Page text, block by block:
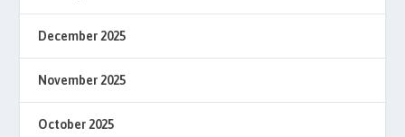
December 2025
November 2025
October 2025